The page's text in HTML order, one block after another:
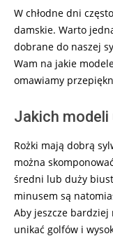
05-
30
W chłodne dni
damskie. Warto
dobrane do naszej
Wam na jakie
omawiamy
Jakich modeli
Rożki mają dobrą
można
średni lub duży
minusem są
Aby jeszcze
unikać golfów i